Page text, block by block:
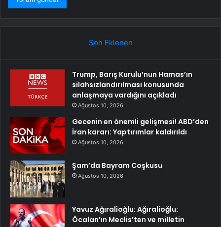
Son Eklenen
Trump, Barış Kurulu’nun Hamas’ın
silahsızlandırılması konusunda
anlaşmaya vardığını açıkladı
Ağustos 10, 2026
Gecenin en önemli gelişmesi! ABD’den
İran kararı: Yaptırımlar kaldırıldı
Ağustos 10, 2026
Şam’da Bayram Coşkusu
Ağustos 10, 2026
Yavuz Ağıralioğlu: Ağıralioğlu:
Öcalan’ın Meclis’ten ve milletin